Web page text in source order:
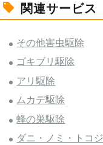
関連サービス
その他害虫駆除
ゴキブリ駆除
アリ駆除
ムカデ駆除
蜂の巣駆除
ダニ・ノミ・トコ